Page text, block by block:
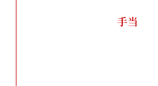
手当
・交
・家
／第1
・